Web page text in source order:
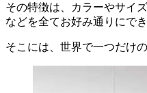
その特徴は、カラーやサイ
などを全てお好み通りにで
そこには、世界で一つだけ